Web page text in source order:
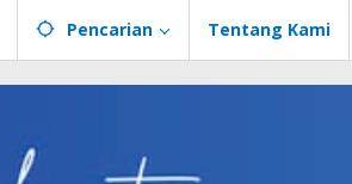
Pencarian Tentang Kami